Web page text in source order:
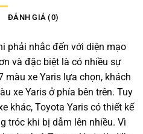
ĐÁNH GIÁ (0)
phải nhắc đến với diện mạo
và đặc biệt là có nhiều sự
màu xe Yaris lựa chọn, khách
xe Yaris ở phía bên trên. Tuy
khác, Toyota Yaris có thiết kế
tróc khi bị dẫm lên nhiều. Vì